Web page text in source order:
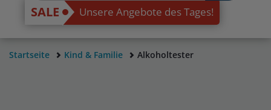
SALE Unsere Angebote des Tages!
Startseite Kind & Familie Alkoholtester